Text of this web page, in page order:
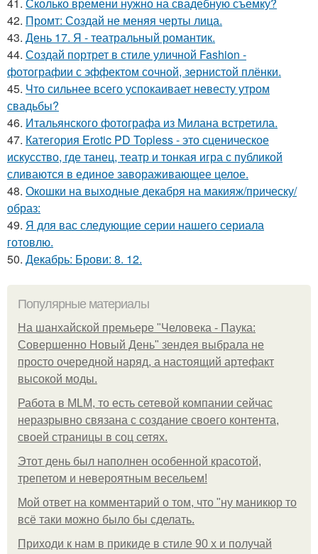
42. Промт: Создай не меняя черты лица.
43. День 17. Я - театральный романтик.
44. Создай портрет в стиле уличной Fashion -
фотографии с эффектом сочной, зернистой плёнки.
45. Что сильнее всего успокаивает невесту утром
свадьбы?
46. Итальянского фотографа из Милана встретила.
47. Категория Erotic PD Topless - это сценическое
искусство, где танец, театр и тонкая игра с публикой
сливаются в единое завораживающее целое.
48. Окошки на выходные декабря на макияж/прическу/
образ:
49. Я для вас следующие серии нашего сериала
готовлю.
50. Декабрь: Брови: 8. 12.
Популярные материалы
На шанхайской премьере "Человека - Паука:
Совершенно Новый День" зендея выбрала не
просто очередной наряд, а настоящий артефакт
высокой моды.
Работа в MLM, то есть сетевой компании сейчас
неразрывно связана с создание своего контента,
своей страницы в соц сетях.
Этот день был наполнен особенной красотой,
трепетом и невероятным весельем!
Мой ответ на комментарий о том, что "ну маникюр то
всё таки можно было бы сделать.
Приходи к нам в прикиде в стиле 90 х и получай